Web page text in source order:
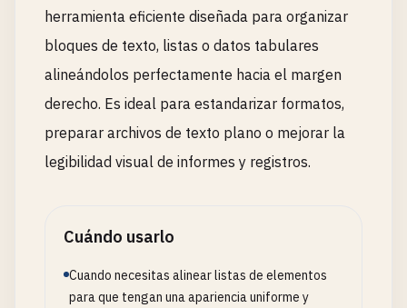
herramienta eficiente diseñada para organizar
bloques de texto, listas o datos tabulares
alineándolos perfectamente hacia el margen
derecho. Es ideal para estandarizar formatos,
preparar archivos de texto plano o mejorar la
legibilidad visual de informes y registros.
Cuándo usarlo
Cuando necesitas alinear listas de elementos
para que tengan una apariencia uniforme y